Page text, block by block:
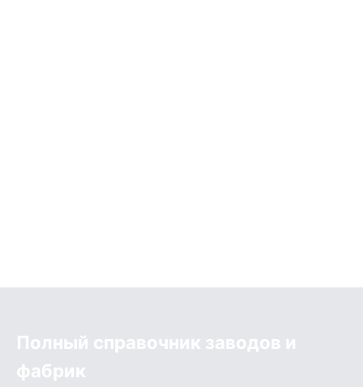
Полный справочник заводов и
фабрик